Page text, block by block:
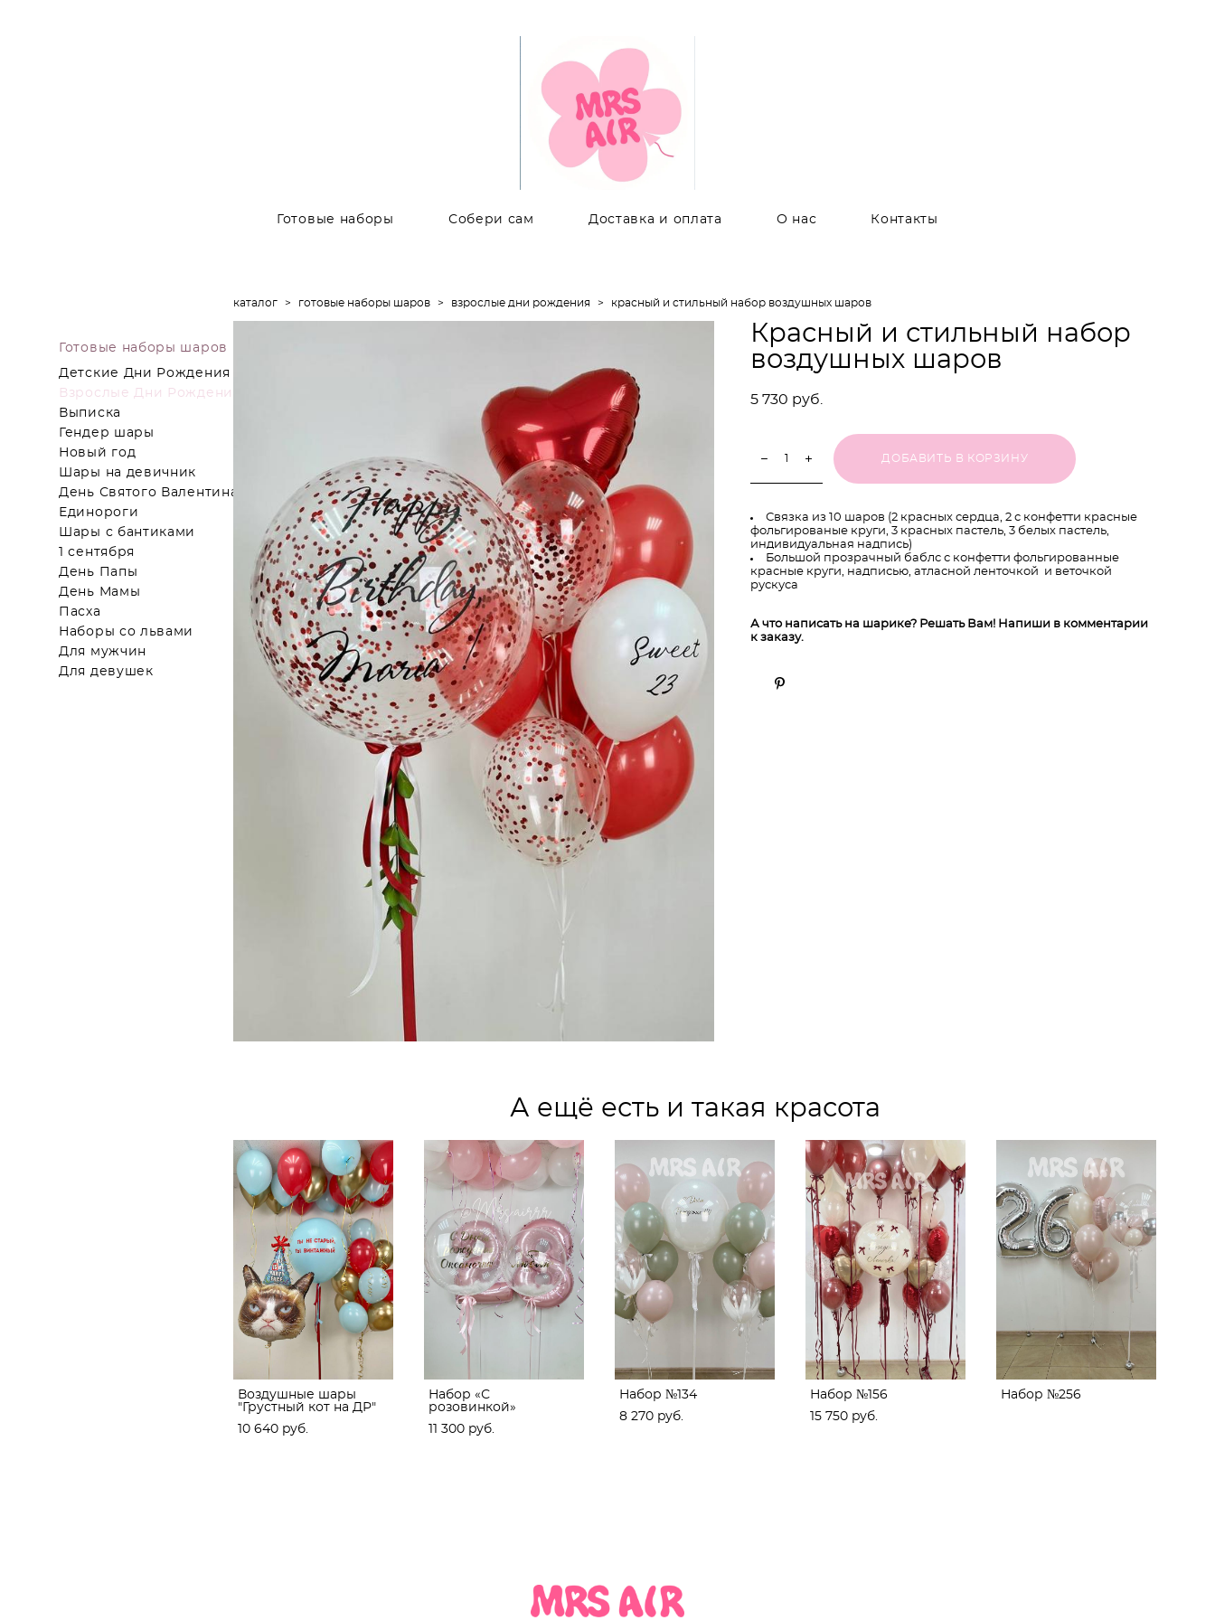
Готовые наборы Собери сам Доставка и оплата О нас Контакты
Готовые наборы шаров
Детские Дни Рождения
Взрослые Дни Рождения
Выписка
Гендер шары
Новый год
Шары на девичник
День Святого Валентина
Единороги
Шары с бантиками
1 сентября
День Папы
День Мамы
Пасха
Наборы со львами
Для мужчин
Для девушек
каталог > готовые наборы шаров > взрослые дни рождения > красный и стильный набор воздушных шаров
Красный и стильный набор
воздушных шаров
5 730 pуб.
ДОБАВИТЬ В КОРЗИНУ
Связка из 10 шаров (2 красных сердца, 2 с конфетти красные
фольгированые круги, 3 красных пастель, 3 белых пастель,
индивидуальная надпись)
Большой прозрачный баблс с конфетти фольгированные
красные круги, надписью, атласной ленточкой и веточкой
рускуса
А что написать на шарике? Решать Вам! Напиши в комментарии
к заказу.
А ещё есть и такая красота
Воздушные шары
"Грустный кот на ДР"
10 640 pуб.
Набор «С
розовинкой»
11 300 pуб.
Набор №134
8 270 pуб.
Набор №156
15 750 pуб.
Набор №256